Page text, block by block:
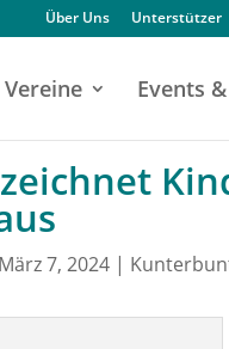
Über Uns Unterstützer
Events
März 7, 2024|